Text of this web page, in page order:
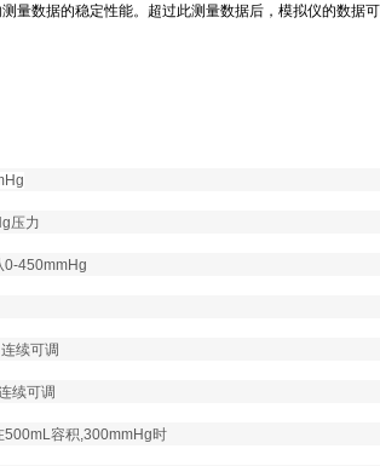
量数据的稳定性能。超过此测量数据后，模拟仪的数据
压力
0-450mmHg
连续可调
续可调
500mL 容积 ,300mmHg时